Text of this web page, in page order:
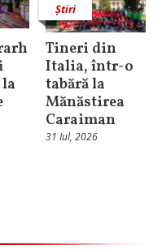
Știri
Tineri din
Italia, într-o
tabără la
Mănăstirea
Caraiman
31 Iul, 2026